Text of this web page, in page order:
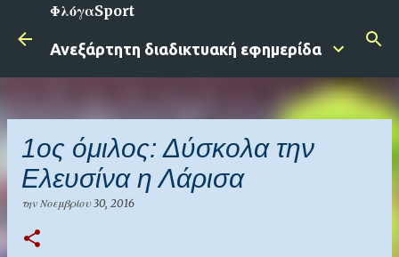
Μετάβαση στο κύριο περιεχόμενο
ΦλόγαSport
Ανεξάρτητη διαδικτυακή εφημερίδα
1ος όμιλος: Δύσκολα την
Ελευσίνα η Λάρισα
την Νοεμβρίου 30, 2016